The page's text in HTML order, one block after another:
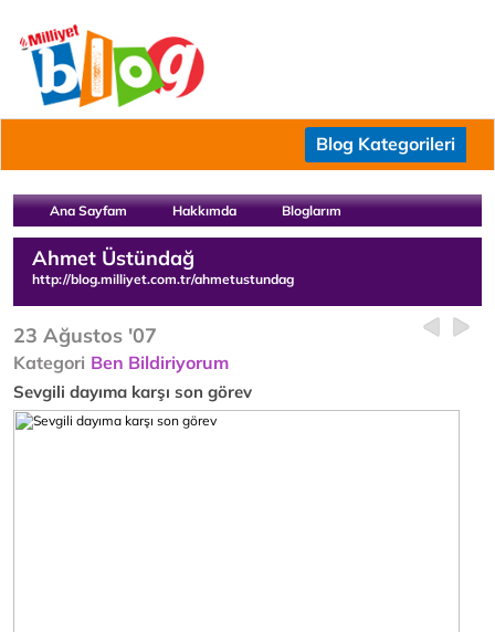
Blog Kategorileri
Ana Sayfam Hakkımda Bloglarım
Ahmet Üstündağ
http://blog.milliyet.com.tr/ahmetustundag
23 Ağustos '07
Kategori Ben Bildiriyorum
Sevgili dayıma karşı son görev